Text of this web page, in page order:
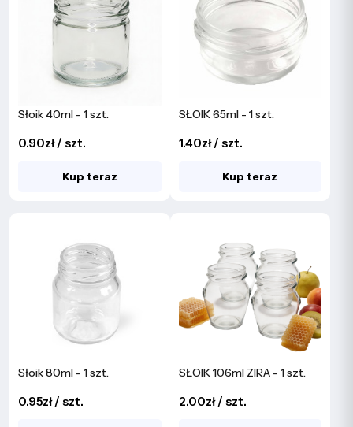
Słoik 40ml - 1 szt.
0.90zł / szt.
Kup teraz
SŁOIK 65ml - 1 szt.
1.40zł / szt.
Kup teraz
Słoik 80ml - 1 szt.
0.95zł / szt.
SŁOIK 106ml ZIRA - 1 szt.
2.00zł / szt.